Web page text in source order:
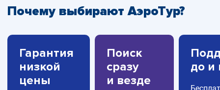
Почему выбирают АэроТур?
Гарантия
низкой
цены
Поиск
сразу
и везде
до и